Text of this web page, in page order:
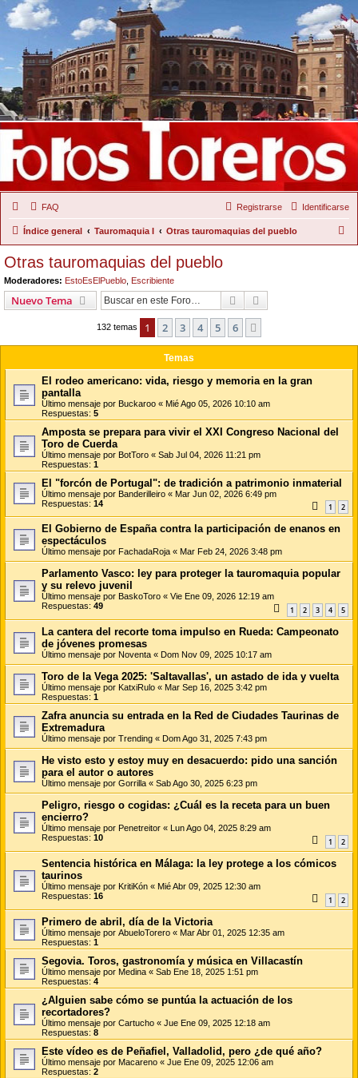
FAQ Identificarse
Registrarse
Índice general Tauromaquia I Otras tauromaquias del pueblo
Otras tauromaquias del pueblo
Moderadores: EstoEsElPueblo Escribiente
Nuevo Tema Buscar
132 temas 1 2 3 4 5 6
Temas
El rodeo americano: vida, riesgo y memoria en la gran
pantalla
Último mensaje por Buckaroo « Mié Ago 05, 2026 10:10 am
Respuestas: 5
Amposta se prepara para vivir el XXI Congreso Nacional del
Toro de Cuerda
Último mensaje por BotToro « Sab Jul 04, 2026 11:21 pm
Respuestas: 1
El "forcón de Portugal": de tradición a patrimonio inmaterial
Último mensaje por Banderilleiro « Mar Jun 02, 2026 6:49 pm
Respuestas: 14 1 2
El Gobierno de España contra la participación de enanos en
espectáculos
Último mensaje por FachadaRoja « Mar Feb 24, 2026 3:48 pm
Parlamento Vasco: ley para proteger la tauromaquia popular
y su relevo juvenil
Último mensaje por BaskoToro « Vie Ene 09, 2026 12:19 am
Respuestas: 49 1 2 3 4 5
La cantera del recorte toma impulso en Rueda: Campeonato
de jóvenes promesas
Último mensaje por Noventa « Dom Nov 09, 2025 10:17 am
Toro de la Vega 2025: 'Saltavallas', un astado de ida y vuelta
Último mensaje por KatxiRulo « Mar Sep 16, 2025 3:42 pm
Respuestas: 1
Zafra anuncia su entrada en la Red de Ciudades Taurinas de
Extremadura
Último mensaje por Trending « Dom Ago 31, 2025 7:43 pm
He visto esto y estoy muy en desacuerdo: pido una sanción
para el autor o autores
Último mensaje por Gorrilla « Sab Ago 30, 2025 6:23 pm
Peligro, riesgo o cogidas: ¿Cuál es la receta para un buen
encierro?
Último mensaje por Penetreitor «
Lun Ago 04, 2025 8:29 am
Respuestas: 10 1 2
Sentencia histórica en Málaga: la ley protege a los cómicos
taurinos
Último mensaje por KritiKón « Mié Abr 09, 2025 12:30 am
Respuestas: 16 1 2
Primero de abril, día de la Victoria
Último mensaje por AbueloTorero « Mar Abr 01, 2025 12:35 am
Respuestas: 1
Segovia. Toros, gastronomía y música en Villacastín
Último mensaje por Medina « Sab Ene 18, 2025 1:51 pm
Respuestas: 4
¿Alguien sabe cómo se puntúa la actuación de los
recortadores?
Último mensaje por Cartucho « Jue Ene 09, 2025 12:18 am
Respuestas: 8
Este vídeo es de Peñafiel, Valladolid, pero ¿de qué año?
Último mensaje por Macareno « Jue Ene 09, 2025 12:06 am
Respuestas: 2